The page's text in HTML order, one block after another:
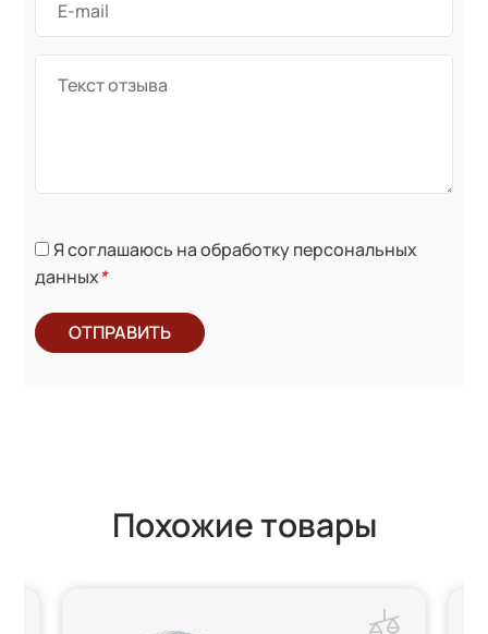
Я соглашаюсь на обработку персональных
данных*
ОТПРАВИТЬ
Похожие товары